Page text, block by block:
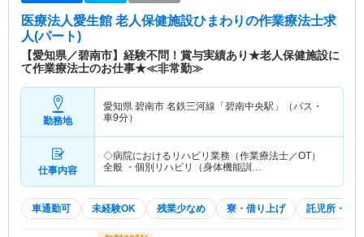
医療法人愛生館 老人保健施設ひまわりの作業療法士求
人(パート)
【愛知県／碧南市】経験不問！賞与実績あり★老人保健施設に
て作業療法士のお仕事★≪非常勤≫
勤務地
愛知県 碧南市 名鉄三河線「碧南中央駅」（バス・
車9分）
仕事内容
◇病院におけるリハビリ業務（作業療法士／OT）
全般 ・個別リハビリ（身体機能訓…
車通勤可 未経験OK 残業少なめ 寮・借り上げ 託児所・育